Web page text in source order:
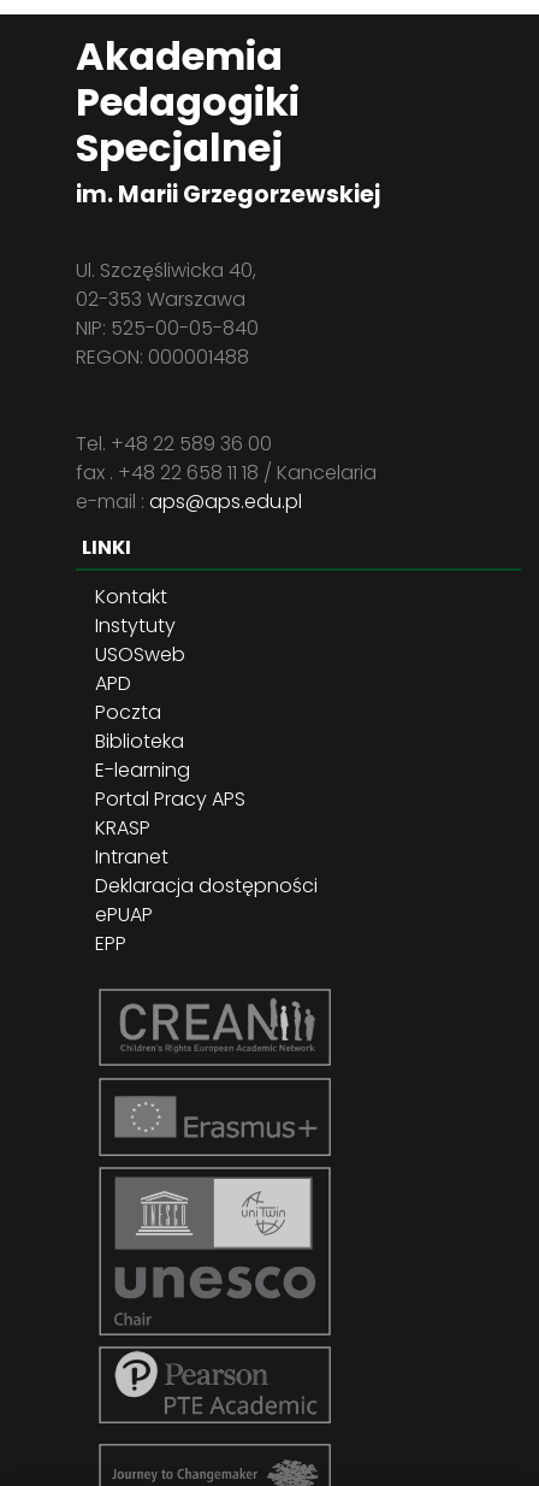
Akademia
Pedagogiki
Specjalnej
im. Marii Grzegorzewskiej
Ul. Szczęśliwicka 40,
02-353 Warszawa
NIP: 525-00-05-840
REGON: 000001488
Tel. +48 22 589 36 00
fax . +48 22 658 11 18 / Kancelaria
e-mail : aps@aps.edu.pl
LINKI
Kontakt
Instytuty
USOSweb
APD
Poczta
Biblioteka
E-learning
Portal Pracy APS
KRASP
Intranet
Deklaracja dostępności
ePUAP
EPP